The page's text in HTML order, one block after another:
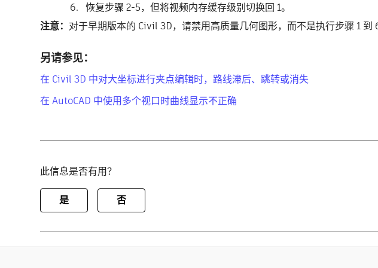
恢复步骤 2-5，但将视频内存缓存级别切换回 1。
注意： 对于早期版本的 Civil 3D，请禁用高质量几何图形，而不是执行步骤 1 到 6
另请参见：
在 Civil 3D 中对大坐标进行夹点编辑时，路线滞后、跳转或消失
在 AutoCAD 中使用多个视口时曲线显示不正确
此信息是否有用？
是 否